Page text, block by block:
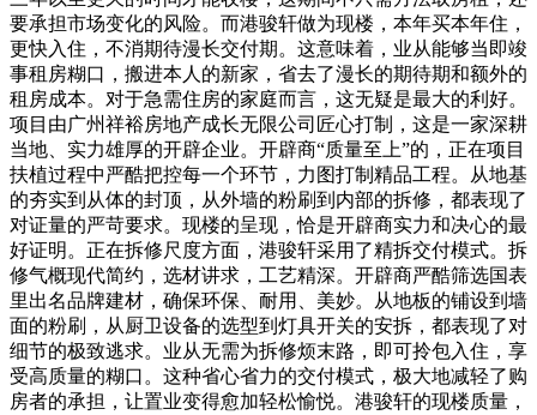
要承担市场变化的风险。而港骏轩做为现楼，本年买本年住，
更快入住，不消期待漫长交付期。这意味着，业从能够当即竣
事租房糊口，搬进本人的新家，省去了漫长的期待期和额外的
租房成本。对于急需住房的家庭而言，这无疑是最大的利好。
项目由广州祥裕房地产成长无限公司匠心打制，这是一家深耕
当地、实力雄厚的开辟企业。开辟商“质量至上”的，正在项目
扶植过程中严酷把控每一个环节，力图打制精品工程。从地基
的夯实到从体的封顶，从外墙的粉刷到内部的拆修，都表现了
对证量的严苛要求。现楼的呈现，恰是开辟商实力和决心的最
好证明。正在拆修尺度方面，港骏轩采用了精拆交付模式。拆
修气概现代简约，选材讲求，工艺精深。开辟商严酷筛选国表
里出名品牌建材，确保环保、耐用、美妙。从地板的铺设到墙
面的粉刷，从厨卫设备的选型到灯具开关的安拆，都表现了对
细节的极致逃求。业从无需为拆修烦末路，即可拎包入住，享
受高质量的糊口。这种省心省力的交付模式，极大地减轻了购
房者的承担，让置业变得愈加轻松愉悦。港骏轩的现楼质量，